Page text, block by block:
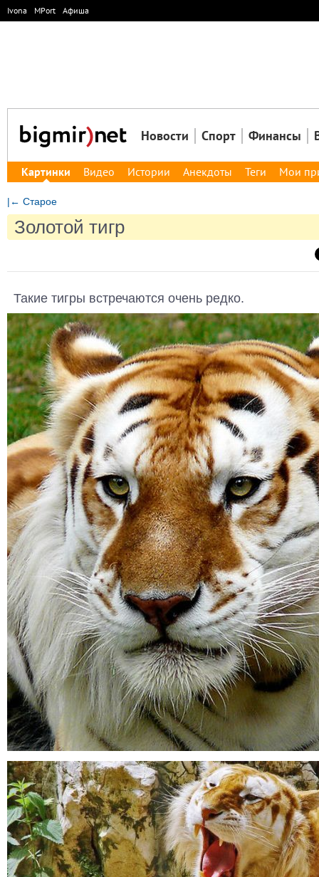
Ivona MPort Афиша
Новости Спорт Финансы
Картинки Видео Истории Анекдоты Теги Мои
|← Старое
Золотой тигр
Такие тигры встречаются очень редко.